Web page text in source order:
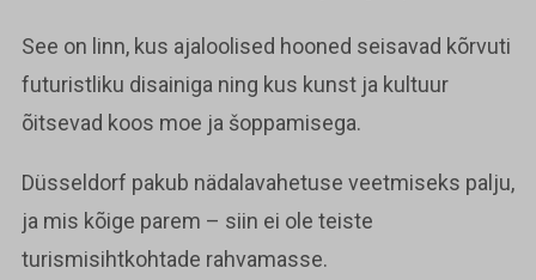
See on linn, kus ajaloolised hooned seisavad kõrvuti
futuristliku disainiga ning kus kunst ja kultuur
õitsevad koos moe ja šoppamisega.
Düsseldorf pakub nädalavahetuse veetmiseks palju,
ja mis kõige parem – siin ei ole teiste
turismisihtkohtade rahvamasse.